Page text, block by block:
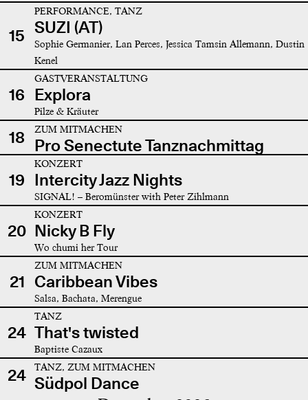
15
PERFORMANCE, TANZ
SUZI (AT)
Sophie Germanier, Lan Perces, Jessica Tamsin Allemann, Dustin
Kenel
16
GASTVERANSTALTUNG
Explora
Pilze & Kräuter
18 ZUM MITMACHEN
Pro Senectute Tanznachmittag
19
KONZERT
Intercity Jazz Nights
SIGNAL! – Beromünster with Peter Zihlmann
20
KONZERT
Nicky B Fly
Wo chumi her Tour
21
ZUM MITMACHEN
Caribbean Vibes
Salsa, Bachata, Merengue
24
TANZ
That's twisted
Baptiste Cazaux
24 TANZ, ZUM MITMACHEN
Südpol Dance